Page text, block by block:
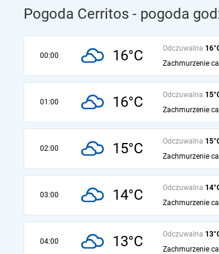
Pogoda Cerritos - pogoda
00:00 16°C Odczuwalna
Zachmurzenie
01:00 16°C Odczuwalna
Zachmurzenie
02:00 15°C Odczuwalna
Zachmurzenie
03:00 14°C Odczuwalna
Zachmurzenie
04:00 13°C Odczuwalna
Zachmurzenie